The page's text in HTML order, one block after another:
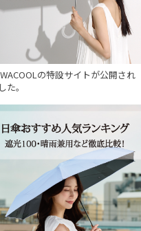
の特設サイトが公開され
た。